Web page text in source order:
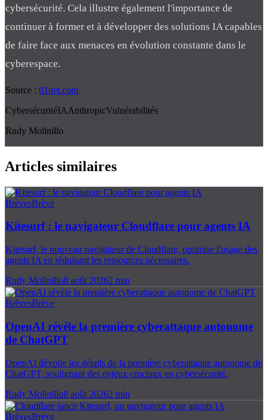
cybersécurité. Cela illustre également l'importance de
continuer à former et à développer des solutions IA capables
de faire face aux menaces en évolution constante dans le
cyberespace.
Source : 01net.com
CybersécuritéIAAnthropicVulnérabilités
Rudy Molinillo
Articles similaires
BrèvesBrève
Kitesurf : le navigateur Cloudflare pour agents IA
Kitesurf, le nouveau navigateur de Cloudflare, optimise l'usage des
agents IA en réduisant les ressources nécessaires.
Rudy Molinillo8 août 20262 min
BrèvesBrève
OpenAI révèle la première cyberattaque autonome
de ChatGPT
OpenAI dévoile les détails de la première cyberattaque autonome de
ChatGPT, soulignant des enjeux cruciaux en cybersécurité.
Rudy Molinillo8 août 20262 min
BrèvesBrève